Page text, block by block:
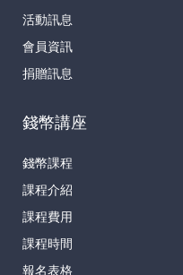
活動訊息
會員資訊
捐贈訊息
錢幣講座
錢幣課程
課程介紹
課程費用
課程時間
報名表格